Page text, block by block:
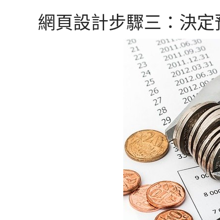
網頁設計步驟三：決定